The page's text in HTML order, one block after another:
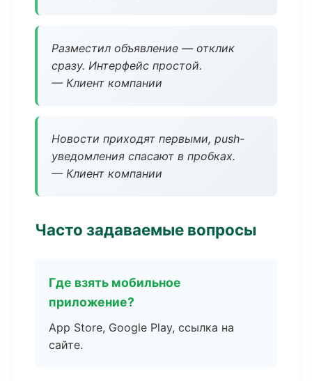
Разместил объявление — отклик
сразу. Интерфейс простой.
— Клиент компании
Новости приходят первыми, push-
уведомления спасают в пробках.
— Клиент компании
Часто задаваемые вопросы
Где взять мобильное
приложение?
App Store, Google Play, ссылка на
сайте.